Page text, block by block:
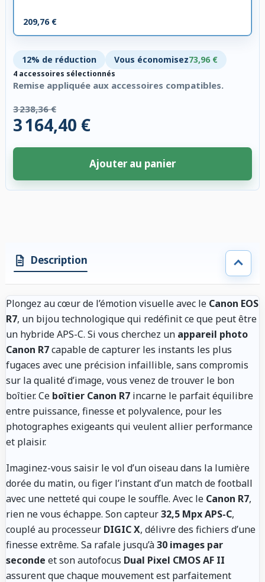
209,76 €
12% de réduction Vous économisez73,96 €
4 accessoires sélectionnés
Remise appliquée aux accessoires compatibles.
3 238,36 €
3 164,40 €
Ajouter au panier
Description
Plongez au cœur de l’émotion visuelle avec le Canon EOS
R7, un bijou technologique qui redéfinit ce que peut être
un hybride APS-C. Si vous cherchez un appareil photo
Canon R7capable de capturer les instants les plus
fugaces avec une précision infaillible, sans compromis
sur la qualité d’image, vous venez de trouver le bon
boîtier. Ce boîtier Canon R7 incarne le parfait équilibre
entre puissance, finesse et polyvalence, pour les
photographes exigeants qui veulent allier performance
et plaisir.
Imaginez-vous saisir le vol d’un oiseau dans la lumière
dorée du matin, ou figer l’instant d’un match de football
avec une netteté qui coupe le souffle. Avec le Canon R7,
rien ne vous échappe. Son capteur32,5 Mpx APS-C,
couplé au processeur DIGIC X, délivre des fichiers d’une
finesse extrême. Sa rafale jusqu’à30 images par
seconde et son autofocus Dual Pixel CMOS AF II
assurent que chaque mouvement est parfaitement